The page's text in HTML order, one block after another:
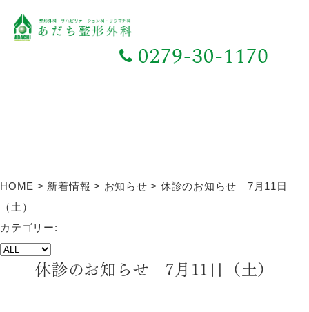
HOME > 新着情報 > お知らせ > 休診のお知らせ 7月11日
（土）
カテゴリー:
休診のお知らせ 7月11日（土）